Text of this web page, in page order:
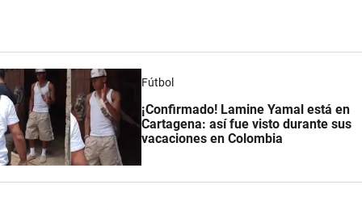
Fútbol
¡Confirmado! Lamine Yamal está en
Cartagena: así fue visto durante sus
vacaciones en Colombia